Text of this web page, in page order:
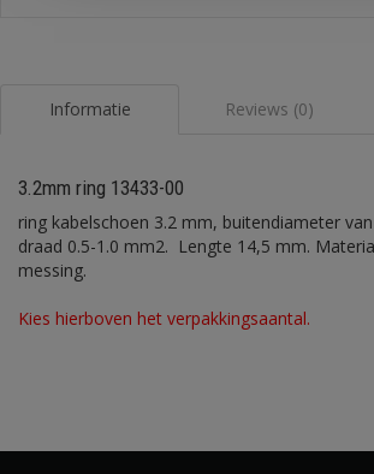
Informatie Reviews (0)
3.2mm ring 13433-00
ring kabelschoen 3.2 mm, buitendiameter
draad 0.5-1.0 mm2. Lengte 14,5 mm.
messing.
Kies hierboven het verpakkingsaantal.